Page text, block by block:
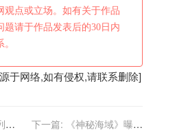
观点或立场。如有关于作品
题请于作品发表后的30日内
于网络,如有侵权,请联系删除]
执
下一篇:
《神秘海域》曝中